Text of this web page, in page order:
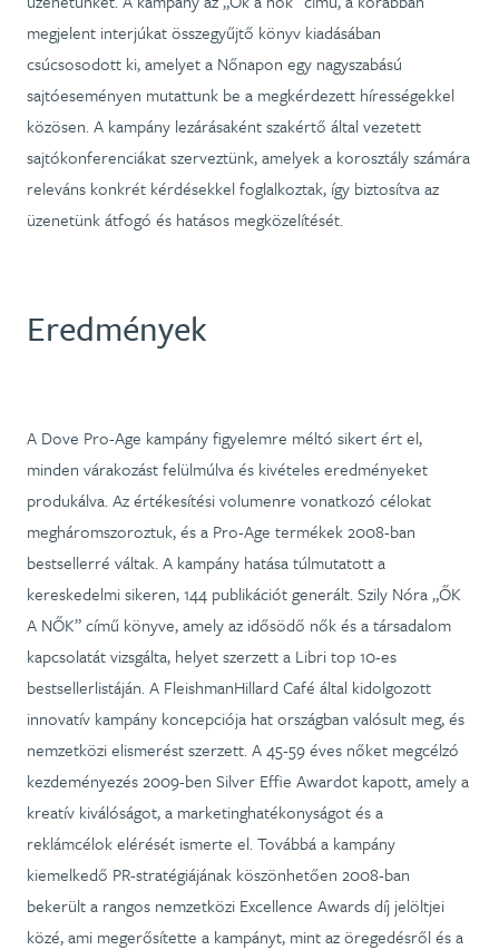
megjelent interjúkat összegyűjtő könyv kiadásában
csúcsosodott ki, amelyet a Nőnapon egy nagyszabású
sajtóeseményen mutattunk be a megkérdezett hírességekkel
közösen. A kampány lezárásaként szakértő által vezetett
sajtókonferenciákat szerveztünk, amelyek a korosztály számára
releváns konkrét kérdésekkel foglalkoztak, így biztosítva az
üzenetünk átfogó és hatásos megközelítését.
Eredmények
A Dove Pro-Age kampány figyelemre méltó sikert ért el,
minden várakozást felülmúlva és kivételes eredményeket
produkálva. Az értékesítési volumenre vonatkozó célokat
megháromszoroztuk, és a Pro-Age termékek 2008-ban
bestsellerré váltak. A kampány hatása túlmutatott a
kereskedelmi sikeren, 144 publikációt generált. Szily Nóra „ŐK
A NŐK” című könyve, amely az idősödő nők és a társadalom
kapcsolatát vizsgálta, helyet szerzett a Libri top 10-es
bestsellerlistáján. A FleishmanHillard Café által kidolgozott
innovatív kampány koncepciója hat országban valósult meg, és
nemzetközi elismerést szerzett. A 45-59 éves nőket megcélzó
kezdeményezés 2009-ben Silver Effie Awardot kapott, amely a
kreatív kiválóságot, a marketinghatékonyságot és a
reklámcélok elérését ismerte el. Továbbá a kampány
kiemelkedő PR-stratégiájának köszönhetően 2008-ban
bekerült a rangos nemzetközi Excellence Awards díj jelöltjei
közé, ami megerősítette a kampányt, mint az öregedésről és a